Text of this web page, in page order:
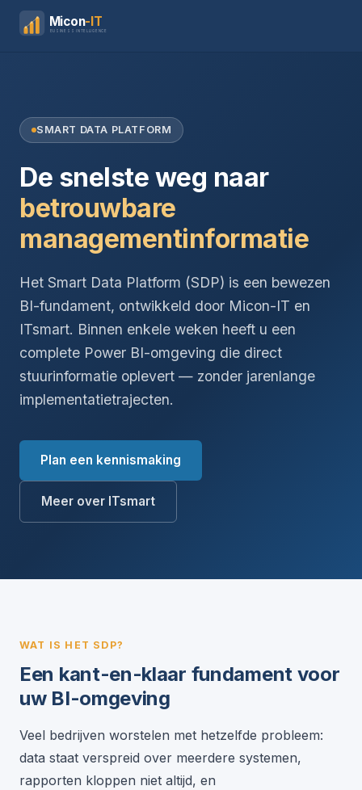
Micon-IT
BUSINESS INTELLIGENCE
SMART DATA PLATFORM
De snelste weg naar
betrouwbare
managementinformatie
Het Smart Data Platform (SDP) is een bewezen
BI-fundament, ontwikkeld door Micon-IT en
ITsmart. Binnen enkele weken heeft u een
complete Power BI-omgeving die direct
stuurinformatie oplevert — zonder jarenlange
implementatietrajecten.
Plan een kennismaking
Meer over ITsmart
WAT IS HET SDP?
Een kant-en-klaar fundament voor
uw BI-omgeving
Veel bedrijven worstelen met hetzelfde probleem:
data staat verspreid over meerdere systemen,
rapporten kloppen niet altijd, en